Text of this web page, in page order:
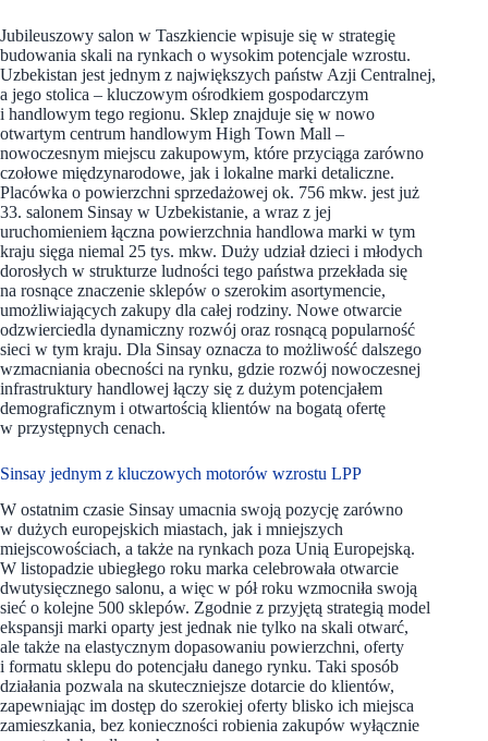
Jubileuszowy salon w Taszkiencie wpisuje się w strategię
budowania skali na rynkach o wysokim potencjale wzrostu.
Uzbekistan jest jednym z największych państw Azji Centralnej,
a jego stolica – kluczowym ośrodkiem gospodarczym
i handlowym tego regionu. Sklep znajduje się w nowo
otwartym centrum handlowym High Town Mall –
nowoczesnym miejscu zakupowym, które przyciąga zarówno
czołowe międzynarodowe, jak i lokalne marki detaliczne.
Placówka o powierzchni sprzedażowej ok. 756 mkw. jest już
33. salonem Sinsay w Uzbekistanie, a wraz z jej
uruchomieniem łączna powierzchnia handlowa marki w tym
kraju sięga niemal 25 tys. mkw. Duży udział dzieci i młodych
dorosłych w strukturze ludności tego państwa przekłada się
na rosnące znaczenie sklepów o szerokim asortymencie,
umożliwiających zakupy dla całej rodziny. Nowe otwarcie
odzwierciedla dynamiczny rozwój oraz rosnącą popularność
sieci w tym kraju. Dla Sinsay oznacza to możliwość dalszego
wzmacniania obecności na rynku, gdzie rozwój nowoczesnej
infrastruktury handlowej łączy się z dużym potencjałem
demograficznym i otwartością klientów na bogatą ofertę
w przystępnych cenach.
Sinsay jednym z kluczowych motorów wzrostu LPP
W ostatnim czasie Sinsay umacnia swoją pozycję zarówno
w dużych europejskich miastach, jak i mniejszych
miejscowościach, a także na rynkach poza Unią Europejską.
W listopadzie ubiegłego roku marka celebrowała otwarcie
dwutysięcznego salonu, a więc w pół roku wzmocniła swoją
sieć o kolejne 500 sklepów. Zgodnie z przyjętą strategią model
ekspansji marki oparty jest jednak nie tylko na skali otwarć,
ale także na elastycznym dopasowaniu powierzchni, oferty
i formatu sklepu do potencjału danego rynku. Taki sposób
działania pozwala na skuteczniejsze dotarcie do klientów,
zapewniając im dostęp do szerokiej oferty blisko ich miejsca
zamieszkania, bez konieczności robienia zakupów wyłącznie